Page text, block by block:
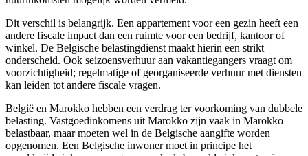
Dit verschil is belangrijk. Een appartement voor een gezin heeft een
andere fiscale impact dan een ruimte voor een bedrijf, kantoor of
winkel. De Belgische belastingdienst maakt hierin een strikt
onderscheid. Ook seizoensverhuur aan vakantiegangers vraagt om
voorzichtigheid; regelmatige of georganiseerde verhuur met diensten
kan leiden tot andere fiscale vragen.
België en Marokko hebben een verdrag ter voorkoming van dubbele
belasting. Vastgoedinkomens uit Marokko zijn vaak in Marokko
belastbaar, maar moeten wel in de Belgische aangifte worden
opgenomen. Een Belgische inwoner moet in principe het